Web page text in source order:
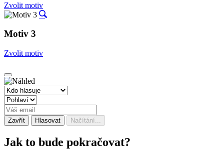
Zvolit motiv
Motiv 3
Zvolit motiv
Zavřít Hlasovat Načítání...
Jak to bude pokračovat?